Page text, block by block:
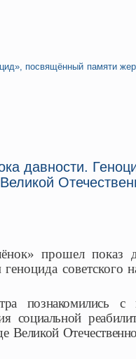
посвящённый памяти
давности.
прошел показ
советского
познакомились с
социальной
Великой